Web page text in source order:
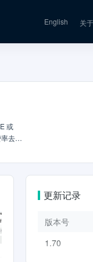
English 关
或
去拨
更新记录
版本号
1.70